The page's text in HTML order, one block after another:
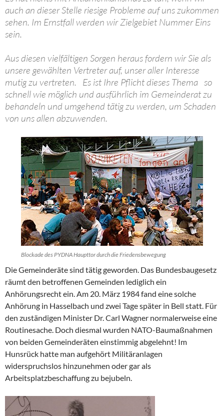
auch an dieser Stelle riesige Probleme auf uns zukommen
sehen. Im Ernstfall werden wir Zielgebiet Nummer Eins
sein.
Aus diesen vielfältigen Sorgen heraus fordern wir Sie als
unsere gewählten Vertreter auf, unser aller Interesse
mutig zu vertreten. Es ist Ihre Pflicht dieses Thema so
schnell wie möglich und ausführlich im Gemeinderat zu
behandeln und umgehend tätig zu werden, um Schaden
von uns allen abzuwenden.
Blockade des PYDNA Haupttor durch die Friedensbewegung
Die Gemeinderäte sind tätig geworden. Das Bundesbaugesetz
räumt den betroffenen Gemeinden lediglich ein
Anhörungsrecht ein. Am 20. März 1984 fand eine solche
Anhörung in Hasselbach und zwei Tage später in Bell statt. Für
den zuständigen Minister Dr. Carl Wagner normalerweise eine
Routinesache. Doch diesmal wurden NATO-Baumaßnahmen
von beiden Gemeinderäten einstimmig abgelehnt! Im
Hunsrück hatte man aufgehört Militäranlagen
widerspruchslos hinzunehmen oder gar als
Arbeitsplatzbeschaffung zu bejubeln.